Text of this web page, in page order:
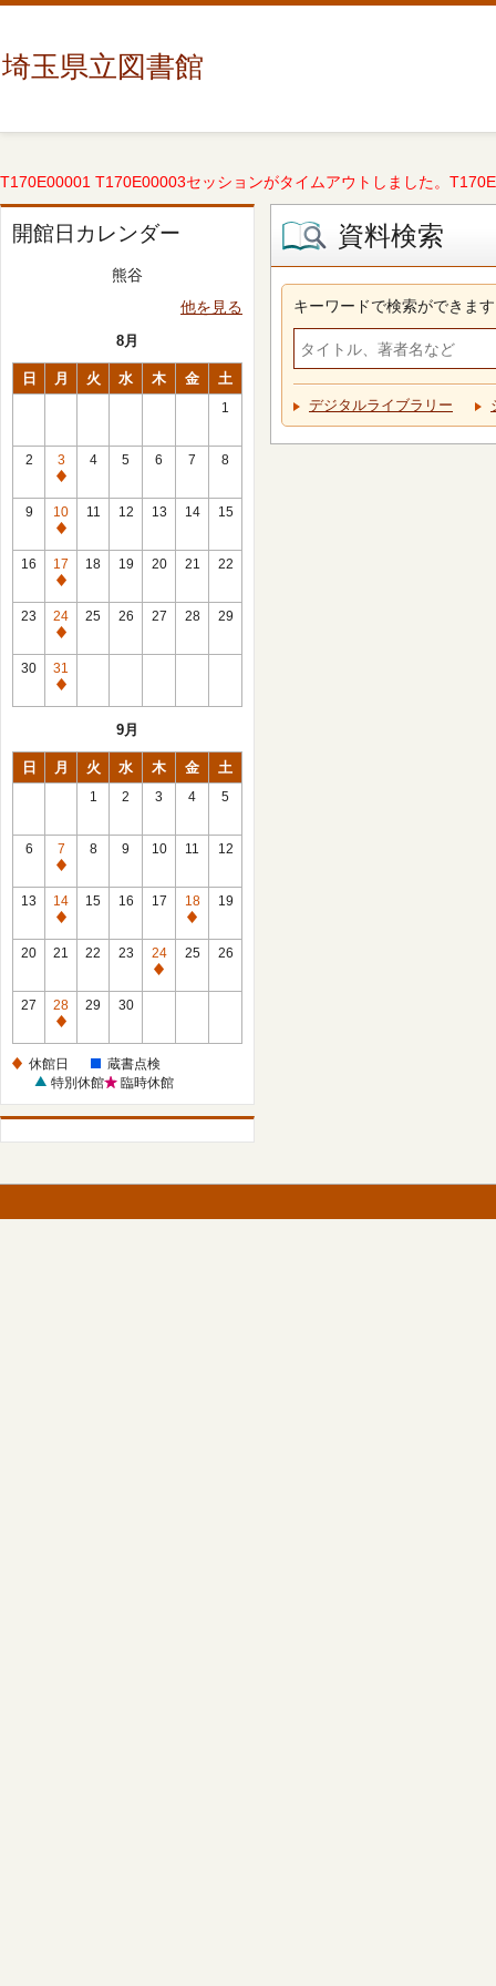
埼玉県立図書館
T170E00001 T170E00003セッションがタイムアウトしました。
開館日カレンダー
熊谷
他を見る
8月
日 月 火 水 木 金 土
1
2
3
休
館
日
4 5 6 7 8
9
10
休
館
日
11 12 13 14 15
16
17
休
館
日
18 19 20 21 22
23
24
休
館
日
25 26 27 28 29
30
31
休
9月
日 月 火 水 木 金 土
1 2 3 4 5
6
7
休
館
日
8 9 10 11 12
13
14
休
館
15 16 17
18
休
館
19
20 21 22 23
24
休
25 26
27
28
休
日
29 30
休館日
蔵書点検
特別休館
臨時休館
資料検索
キーワードで検索ができます
デジタルライブラリー